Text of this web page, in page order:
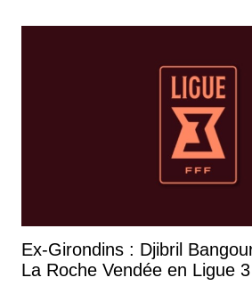
Ex-Girondins : Djibril
La Roche Vendée en Ligue 3